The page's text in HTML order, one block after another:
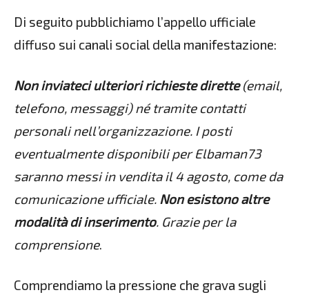
Di seguito pubblichiamo l’appello ufficiale
diffuso sui canali social della manifestazione:
Non inviateci ulteriori richieste dirette(email,
telefono, messaggi) né tramite contatti
personali nell’organizzazione. I posti
eventualmente disponibili per Elbaman73
saranno messi in vendita il 4 agosto, come da
comunicazione ufficiale. Non esistono altre
modalità di inserimento. Grazie per la
comprensione.
Comprendiamo la pressione che grava sugli